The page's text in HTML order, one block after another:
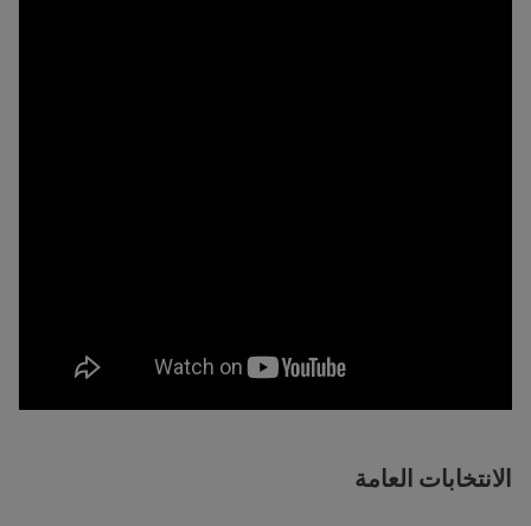
الانتخابات العامة